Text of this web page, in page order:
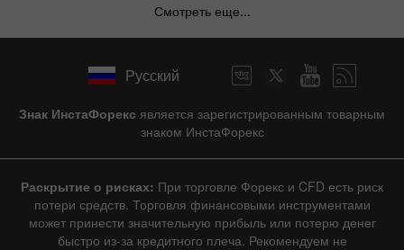
Смотреть еще...
Русский
Знак ИнстаФорекс является зарегистрированным товарным
знаком ИнстаФорекс
Раскрытие о рисках: При торговле Форекс и CFD есть риск
потери средств. Торговля финансовыми инструментами
может принести значительную прибыль или потерю денег
быстро из-за кредитного плеча. Рекомендуем не